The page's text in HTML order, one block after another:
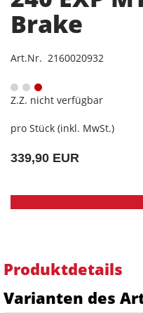
Brake
Art.Nr. 2160020932
Z.Z. nicht verfügbar
pro Stück (inkl. MwSt.)
339,90 EUR
Produktdetails
Varianten des